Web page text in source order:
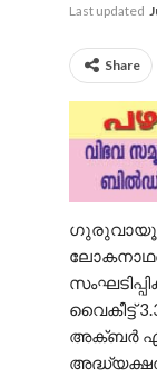
Last updated
Share
ഗുരുവായൂർ
വൈകീട്ട്
അക്‌ബർ